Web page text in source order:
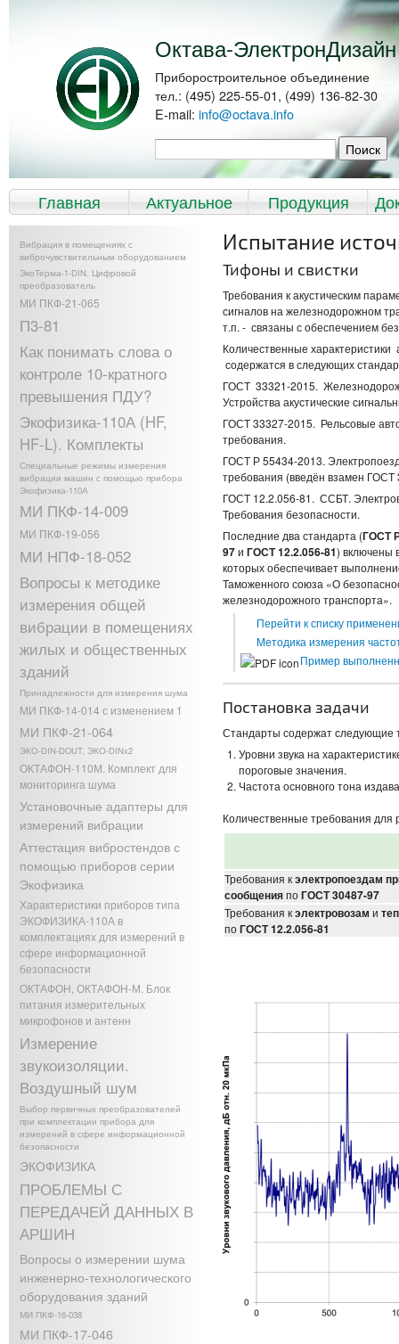
Октава-ЭлектронДизайн
Приборостроительное объединение
тел.: (495) 225-55-01, (499) 136-82-30
E-mail: info@octava.info
Форма поиска
Поиск
Главное меню
Главная Актуальное Продукция
Испытание
Тифоны и свистки
Требования к акустическим
сигналов на железнодорожном
т.п. - связаны с обеспечением
Количественные характеристики
содержатся в следующих
ГОСТ 33321-2015.
Устройства акустические
ГОСТ 33327-2015. Рельсовые
требования.
ГОСТ Р 55434-2013.
требования (введён взамен ГОСТ
ГОСТ 12.2.056-81. ССБТ.
Требования безопасности.
Последние два стандарта (ГОСТ
97и ГОСТ 12.2.056-81) включены
которых обеспечивает
Таможенного союза «О
железнодорожного транспорта».
Перейти к списку
Методика измерения
Пример
Постановка задачи
Стандарты содержат следующие
Уровни звука на
пороговые значения.
Частота основного тона
Количественные требования для
Требования кэлектропоездам
сообщенияпоГОСТ 30487-97
Требования кэлектровозам и
поГОСТ 12.2.056-81
Вибрация в помещениях с
виброчувствительным оборудованием
ЭкоТерма-1-DIN. Цифровой
преобразователь
МИ ПКФ-21-065
П3-81
Как понимать слова о
контроле 10-кратного
превышения ПДУ?
Экофизика-110А (HF,
HF-L). Комплекты
Специальные режимы измерения
вибрации машин с помощью прибора
Экофизика-110А
МИ ПКФ-14-009
МИ ПКФ-19-056
МИ НПФ-18-052
Вопросы к методике
измерения общей
вибрации в помещениях
жилых и общественных
зданий
Принадлежности для измерения шума
МИ ПКФ-14-014 с изменением 1
МИ ПКФ-21-064
ЭКО-DIN-DOUT, ЭКО-DINx2
ОКТАФОН-110М. Комплект для
мониторинга шума
Установочные адаптеры для
измерений вибрации
Аттестация вибростендов с
помощью приборов серии
Экофизика
Характеристики приборов типа
ЭКОФИЗИКА-110А в
комплектациях для измерений в
сфере информационной
безопасности
ОКТАФОН, ОКТАФОН-М. Блок
питания измерительных
микрофонов и антенн
Измерение
звукоизоляции.
Воздушный шум
Выбор первичных преобразователей
при комплектации прибора для
измерений в сфере информационной
безопасности
ЭКОФИЗИКА
ПРОБЛЕМЫ С
ПЕРЕДАЧЕЙ ДАННЫХ В
АРШИН
Вопросы о измерении шума
инженерно-технологического
оборудования зданий
МИ ПКФ-16-038
МИ ПКФ-17-046